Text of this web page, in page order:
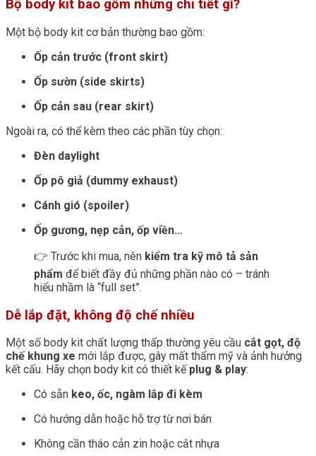
Bộ body kit bao gồm những chi tiết gì?
Một bộ body kit cơ bản thường bao gồm:
Ốp cản trước (front skirt)
Ốp sườn (side skirts)
Ốp cản sau (rear skirt)
Ngoài ra, có thể kèm theo các phần tùy chọn:
Đèn daylight
Ốp pô giả (dummy exhaust)
Cánh gió (spoiler)
Ốp gương, nẹp cản, ốp viền…
👉 Trước khi mua, nên kiểm tra kỹ mô tả sản
phẩm để biết đầy đủ những phần nào có – tránh
hiểu nhầm là “full set”.
Dễ lắp đặt, không độ chế nhiều
Một số body kit chất lượng thấp thường yêu cầu cắt gọt, độ
chế khung xe mới lắp được, gây mất thẩm mỹ và ảnh hưởng
kết cấu. Hãy chọn body kit có thiết kế plug & play:
Có sẵn keo, ốc, ngàm lắp đi kèm
Có hướng dẫn hoặc hỗ trợ từ nơi bán
Không cần tháo cản zin hoặc cắt nhựa